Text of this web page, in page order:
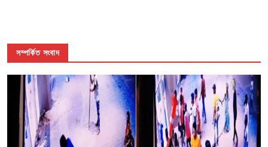
সম্পর্কিত সংবাদ